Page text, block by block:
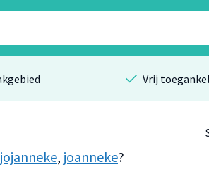
Vrij
jojanneke, joanneke?